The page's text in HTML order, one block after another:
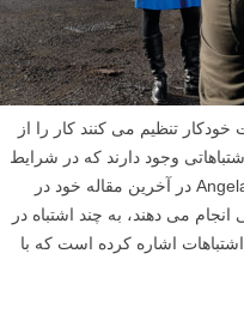
تنظیم می کنند کار را از
وجود دارند که در شرایط
معمولی به آنها بر می خوریم. Angela Nicolson در آخرین مقاله خود در
می دهند، به چند اشتباه در
اشاره کرده است که با